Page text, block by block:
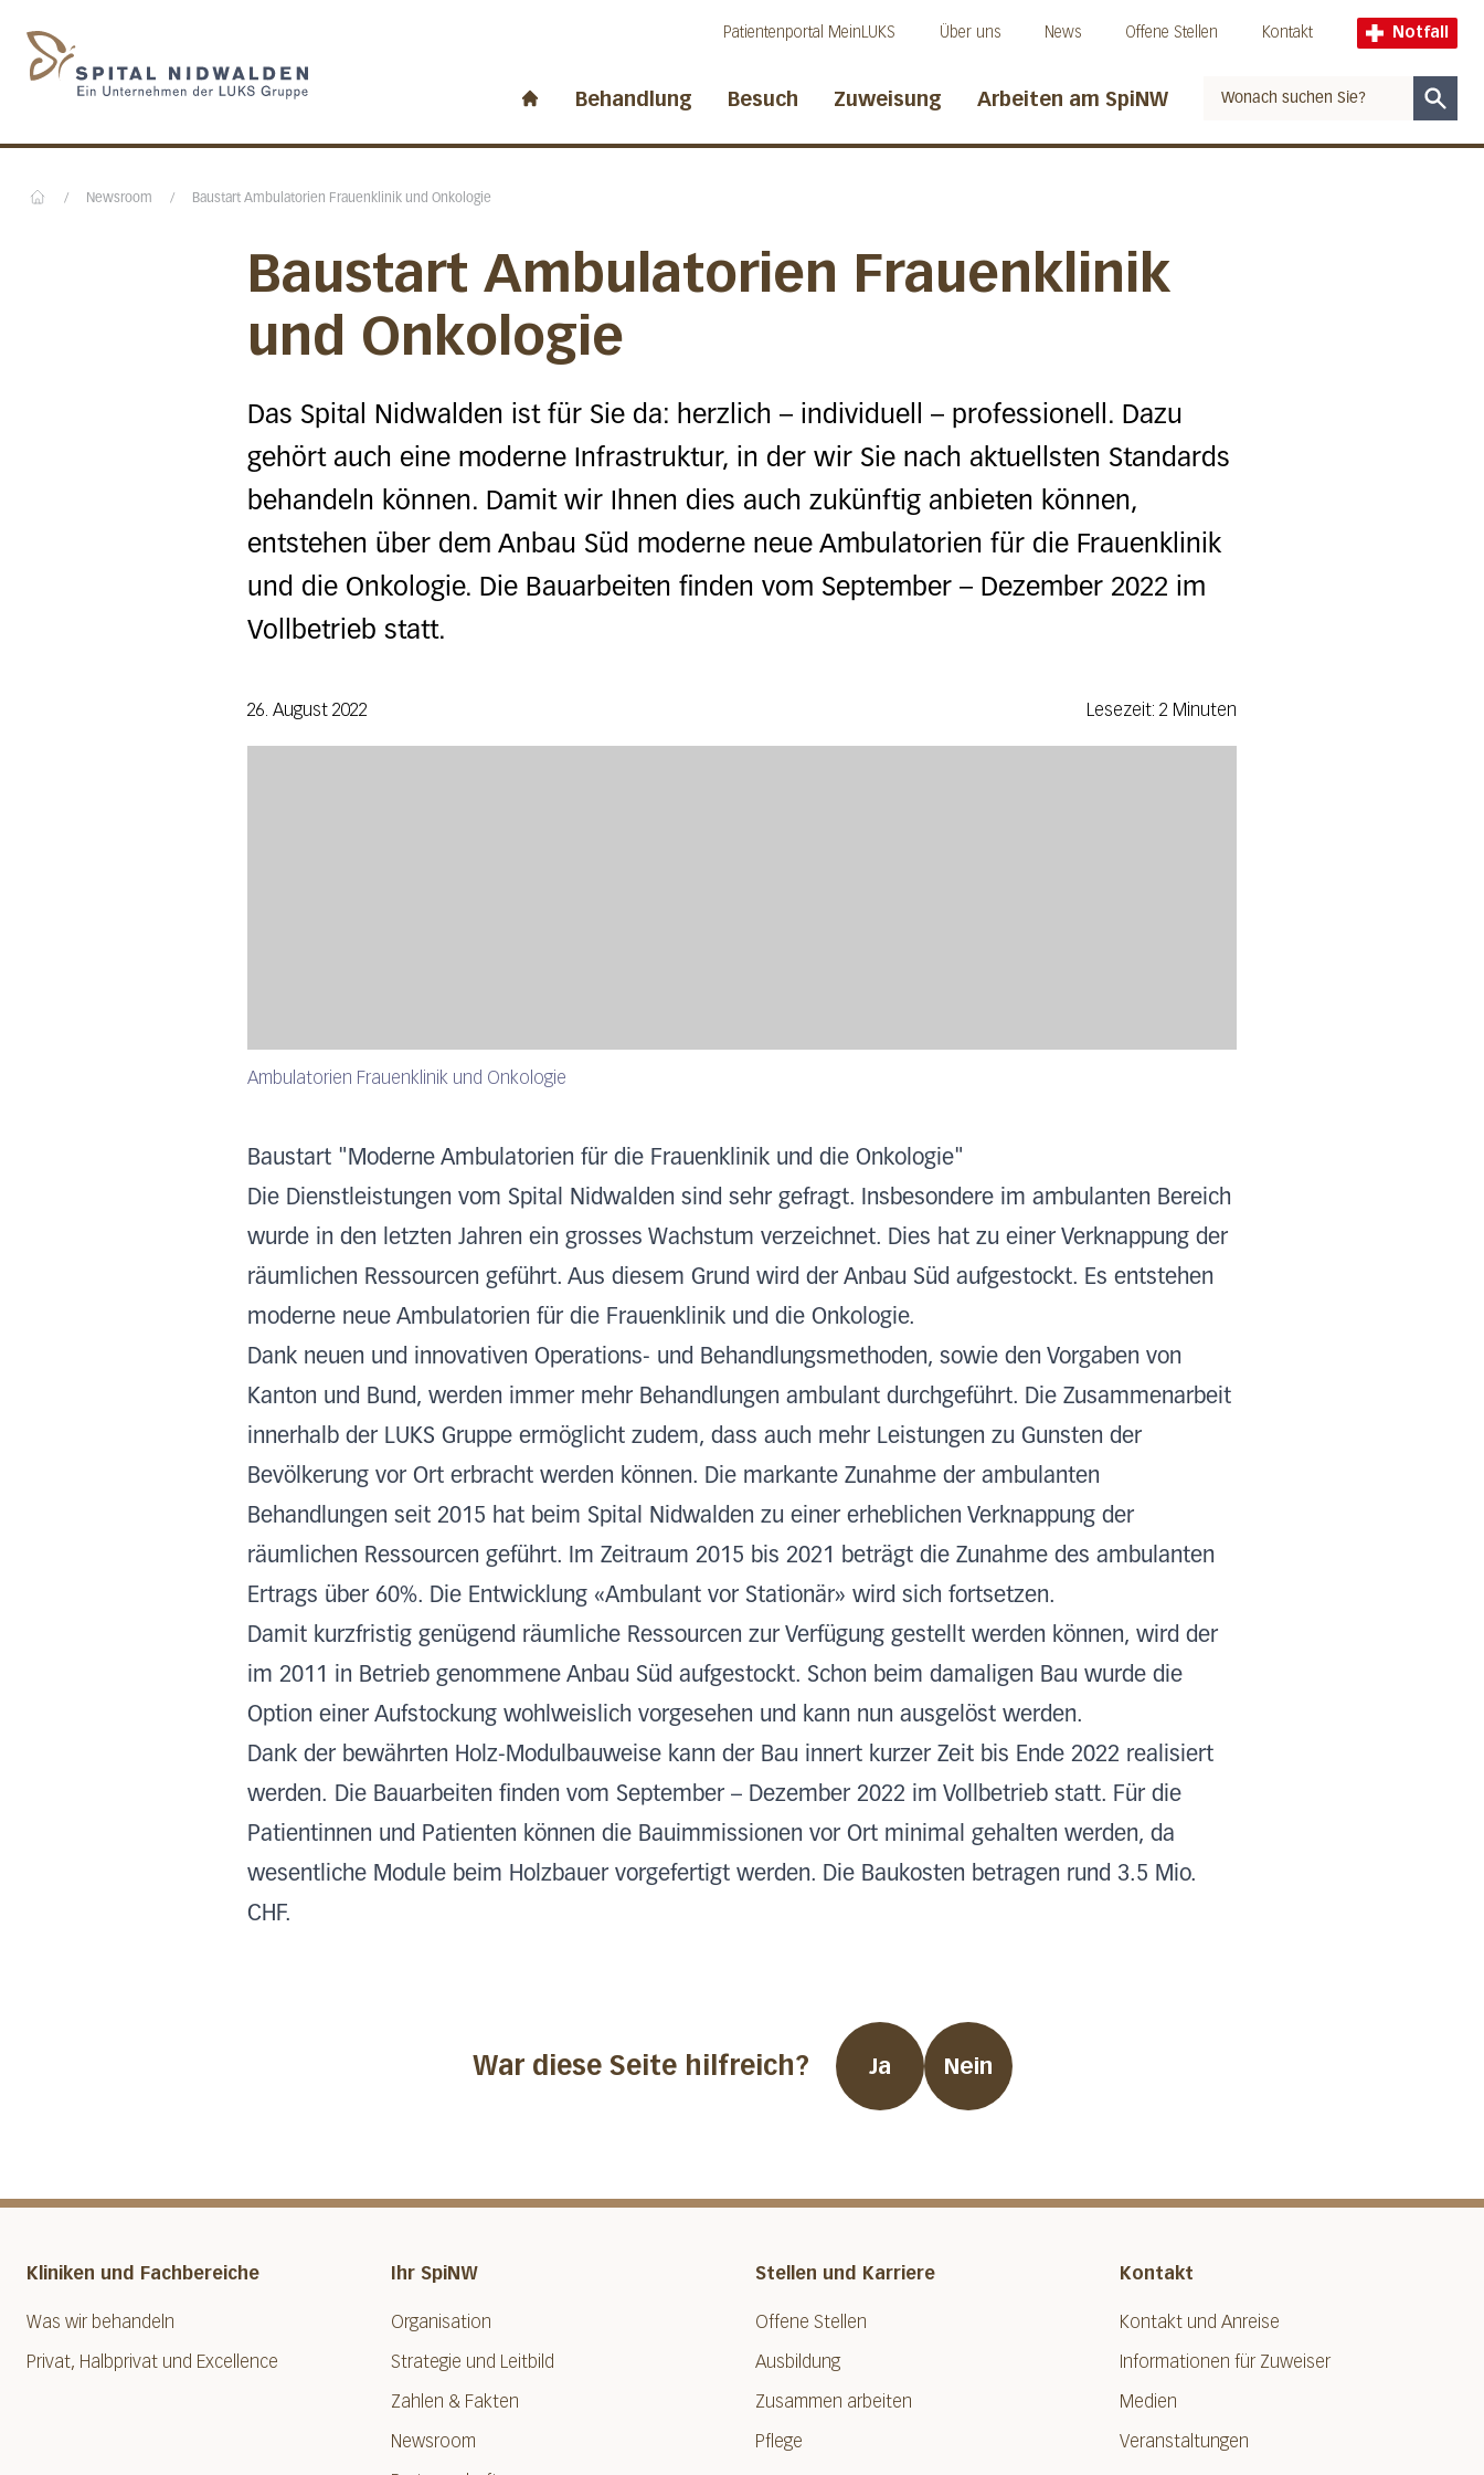
Patientenportal MeinLUKS Über uns News Offene Stellen Kontakt Notfall
Behandlung Besuch Zuweisung Arbeiten am SpiNW
/ Newsroom / Baustart Ambulatorien Frauenklinik und Onkologie
Baustart Ambulatorien Frauenklinik
und Onkologie
Das Spital Nidwalden ist für Sie da: herzlich – individuell – professionell. Dazu
gehört auch eine moderne Infrastruktur, in der wir Sie nach aktuellsten Standards
behandeln können. Damit wir Ihnen dies auch zukünftig anbieten können,
entstehen über dem Anbau Süd moderne neue Ambulatorien für die Frauenklinik
und die Onkologie. Die Bauarbeiten finden vom September – Dezember 2022 im
Vollbetrieb statt.
26. August 2022 Lesezeit: 2 Minuten
Ambulatorien Frauenklinik und Onkologie
Baustart "Moderne Ambulatorien für die Frauenklinik und die Onkologie"
Die Dienstleistungen vom Spital Nidwalden sind sehr gefragt. Insbesondere im ambulanten Bereich
wurde in den letzten Jahren ein grosses Wachstum verzeichnet. Dies hat zu einer Verknappung der
räumlichen Ressourcen geführt. Aus diesem Grund wird der Anbau Süd aufgestockt. Es entstehen
moderne neue Ambulatorien für die Frauenklinik und die Onkologie.
Dank neuen und innovativen Operations- und Behandlungsmethoden, sowie den Vorgaben von
Kanton und Bund, werden immer mehr Behandlungen ambulant durchgeführt. Die Zusammenarbeit
innerhalb der LUKS Gruppe ermöglicht zudem, dass auch mehr Leistungen zu Gunsten der
Bevölkerung vor Ort erbracht werden können. Die markante Zunahme der ambulanten
Behandlungen seit 2015 hat beim Spital Nidwalden zu einer erheblichen Verknappung der
räumlichen Ressourcen geführt. Im Zeitraum 2015 bis 2021 beträgt die Zunahme des ambulanten
Ertrags über 60%. Die Entwicklung «Ambulant vor Stationär» wird sich fortsetzen.
Damit kurzfristig genügend räumliche Ressourcen zur Verfügung gestellt werden können, wird der
im 2011 in Betrieb genommene Anbau Süd aufgestockt. Schon beim damaligen Bau wurde die
Option einer Aufstockung wohlweislich vorgesehen und kann nun ausgelöst werden.
Dank der bewährten Holz-Modulbauweise kann der Bau innert kurzer Zeit bis Ende 2022 realisiert
werden. Die Bauarbeiten finden vom September – Dezember 2022 im Vollbetrieb statt. Für die
Patientinnen und Patienten können die Bauimmissionen vor Ort minimal gehalten werden, da
wesentliche Module beim Holzbauer vorgefertigt werden. Die Baukosten betragen rund 3.5 Mio.
CHF.
War diese Seite hilfreich? Ja Nein
Kliniken und Fachbereiche
Was wir behandeln
Privat, Halbprivat und Excellence
Ihr SpiNW
Organisation
Strategie und Leitbild
Zahlen & Fakten
Newsroom
Stellen und Karriere
Offene Stellen
Ausbildung
Zusammen arbeiten
Pflege
Kontakt
Kontakt und Anreise
Informationen für Zuweiser
Medien
Veranstaltungen